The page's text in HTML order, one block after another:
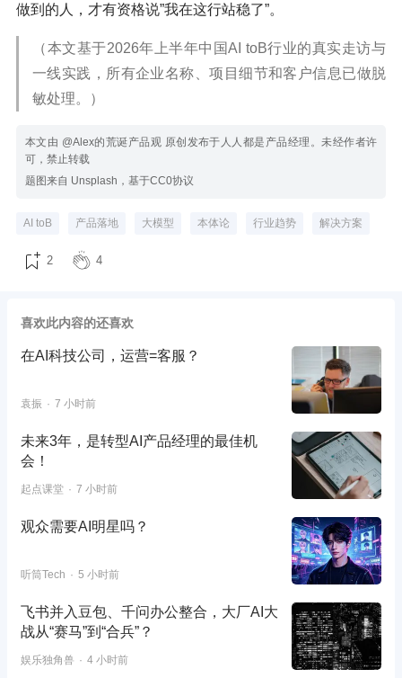
做到的人，才有资格说”我在这行站稳了”。
（本文基于2026年上半年中国AI toB行业的真实走访与
一线实践，所有企业名称、项目细节和客户信息已做脱
敏处理。）
本文由 @Alex的荒诞产品观 原创发布于人人都是产品经理。未经作者许
可，禁止转载
题图来自 Unsplash，基于CC0协议
AI toB 产品落地 大模型 本体论 行业趋势 解决方案
2 4
喜欢此内容的还喜欢
在AI科技公司，运营=客服？
袁振 7 小时前
未来3年，是转型AI产品经理的最佳机
会！
起点课堂 7 小时前
观众需要AI明星吗？
听筒Tech 5 小时前
飞书并入豆包、千问办公整合，大厂AI大
战从“赛马”到“合兵”？
娱乐独角兽 4 小时前